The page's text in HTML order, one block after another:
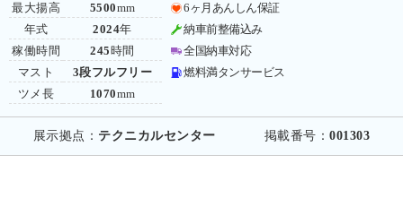
最大揚高
年式
稼働時間
マスト
ツメ長
5500mm
2024年
245 時間
3段フルフリー
1070mm
6ヶ月あんしん保証
納車前整備込み
全国納車対応
燃料満タンサービス
展示拠点： テクニカルセンター 掲載番号：001303